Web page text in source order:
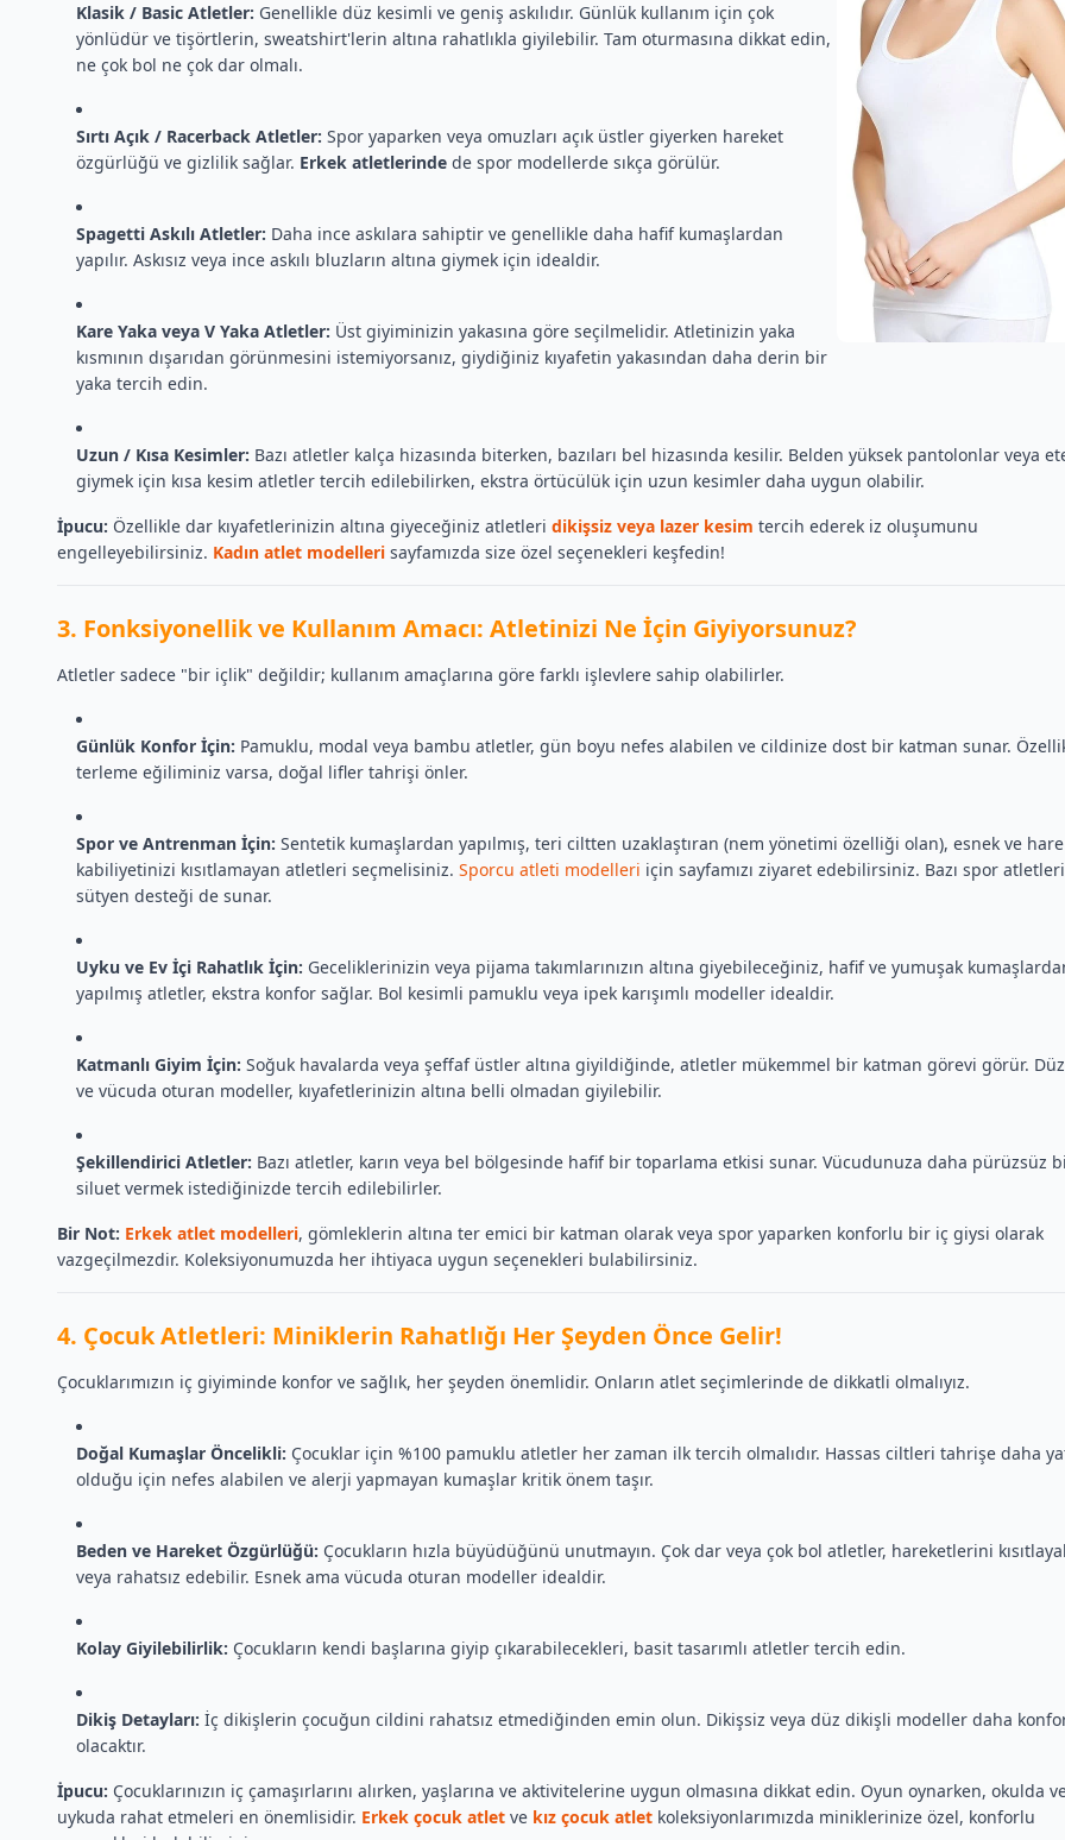
Klasik / Basic Atletler: Genellikle düz kesimli ve geniş askılıdır. Günlük kullanım için çok
yönlüdür ve tişörtlerin, sweatshirt'lerin altına rahatlıkla giyilebilir. Tam oturmasına dikkat edin,
ne çok bol ne çok dar olmalı.
Sırtı Açık / Racerback Atletler: Spor yaparken veya omuzları açık üstler giyerken hareket
özgürlüğü ve gizlilik sağlar. Erkek atletlerinde de spor modellerde sıkça görülür.
Spagetti Askılı Atletler: Daha ince askılara sahiptir ve genellikle daha hafif kumaşlardan
yapılır. Askısız veya ince askılı bluzların altına giymek için idealdir.
Kare Yaka veya V Yaka Atletler: Üst giyiminizin yakasına göre seçilmelidir. Atletinizin yaka
kısmının dışarıdan görünmesini istemiyorsanız, giydiğiniz kıyafetin yakasından daha derin bir
yaka tercih edin.
Uzun / Kısa Kesimler: Bazı atletler kalça hizasında biterken, bazıları bel hizasında kesilir. Belden yüksek pantolonlar veya
giymek için kısa kesim atletler tercih edilebilirken, ekstra örtücülük için uzun kesimler daha uygun olabilir.
İpucu: Özellikle dar kıyafetlerinizin altına giyeceğiniz atletleri dikişsiz veya lazer kesim tercih ederek iz oluşumunu
engelleyebilirsiniz. Kadın atlet modelleri sayfamızda size özel seçenekleri keşfedin!
3. Fonksiyonellik ve Kullanım Amacı: Atletinizi Ne İçin Giyiyorsunuz?
Atletler sadece "bir içlik" değildir; kullanım amaçlarına göre farklı işlevlere sahip olabilirler.
Günlük Konfor İçin: Pamuklu, modal veya bambu atletler, gün boyu nefes alabilen ve cildinize dost bir katman sunar.
terleme eğiliminiz varsa, doğal lifler tahrişi önler.
Spor ve Antrenman İçin: Sentetik kumaşlardan yapılmış, teri ciltten uzaklaştıran (nem yönetimi özelliği olan), esnek ve
kabiliyetinizi kısıtlamayan atletleri seçmelisiniz. Sporcu atleti modelleri için sayfamızı ziyaret edebilirsiniz. Bazı spor
sütyen desteği de sunar.
Uyku ve Ev İçi Rahatlık İçin: Geceliklerinizin veya pijama takımlarınızın altına giyebileceğiniz, hafif ve yumuşak
yapılmış atletler, ekstra konfor sağlar. Bol kesimli pamuklu veya ipek karışımlı modeller idealdir.
Katmanlı Giyim İçin: Soğuk havalarda veya şeffaf üstler altına giyildiğinde, atletler mükemmel bir katman görevi görür.
ve vücuda oturan modeller, kıyafetlerinizin altına belli olmadan giyilebilir.
Şekillendirici Atletler: Bazı atletler, karın veya bel bölgesinde hafif bir toparlama etkisi sunar. Vücudunuza daha pürüzsüz
siluet vermek istediğinizde tercih edilebilirler.
Bir Not: Erkek atlet modelleri, gömleklerin altına ter emici bir katman olarak veya spor yaparken konforlu bir iç giysi olarak
vazgeçilmezdir. Koleksiyonumuzda her ihtiyaca uygun seçenekleri bulabilirsiniz.
4. Çocuk Atletleri: Miniklerin Rahatlığı Her Şeyden Önce Gelir!
Çocuklarımızın iç giyiminde konfor ve sağlık, her şeyden önemlidir. Onların atlet seçimlerinde de dikkatli olmalıyız.
Doğal Kumaşlar Öncelikli: Çocuklar için %100 pamuklu atletler her zaman ilk tercih olmalıdır. Hassas ciltleri tahrişe daha
olduğu için nefes alabilen ve alerji yapmayan kumaşlar kritik önem taşır.
Beden ve Hareket Özgürlüğü: Çocukların hızla büyüdüğünü unutmayın. Çok dar veya çok bol atletler, hareketlerini
veya rahatsız edebilir. Esnek ama vücuda oturan modeller idealdir.
Kolay Giyilebilirlik: Çocukların kendi başlarına giyip çıkarabilecekleri, basit tasarımlı atletler tercih edin.
Dikiş Detayları: İç dikişlerin çocuğun cildini rahatsız etmediğinden emin olun. Dikişsiz veya düz dikişli modeller daha
olacaktır.
İpucu: Çocuklarınızın iç çamaşırlarını alırken, yaşlarına ve aktivitelerine uygun olmasına dikkat edin. Oyun oynarken, okulda
uykuda rahat etmeleri en önemlisidir. Erkek çocuk atlet ve kız çocuk atlet koleksiyonlarımızda miniklerinize özel, konforlu